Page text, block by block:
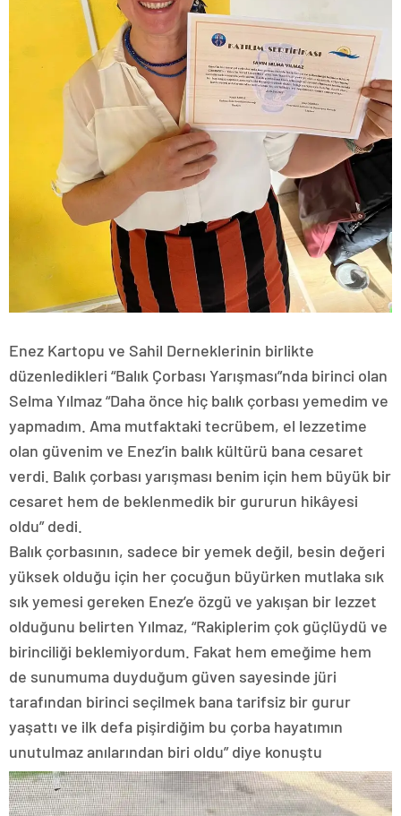
Enez Kartopu ve Sahil Derneklerinin birlikte
düzenledikleri “Balık Çorbası Yarışması”nda birinci olan
Selma Yılmaz “Daha önce hiç balık çorbası yemedim ve
yapmadım. Ama mutfaktaki tecrübem, el lezzetime
olan güvenim ve Enez’in balık kültürü bana cesaret
verdi. Balık çorbası yarışması benim için hem büyük bir
cesaret hem de beklenmedik bir gururun hikâyesi
oldu” dedi.
Balık çorbasının, sadece bir yemek değil, besin değeri
yüksek olduğu için her çocuğun büyürken mutlaka sık
sık yemesi gereken Enez’e özgü ve yakışan bir lezzet
olduğunu belirten Yılmaz, “Rakiplerim çok güçlüydü ve
birinciliği beklemiyordum. Fakat hem emeğime hem
de sunumuma duyduğum güven sayesinde jüri
tarafından birinci seçilmek bana tarifsiz bir gurur
yaşattı ve ilk defa pişirdiğim bu çorba hayatımın
unutulmaz anılarından biri oldu” diye konuştu